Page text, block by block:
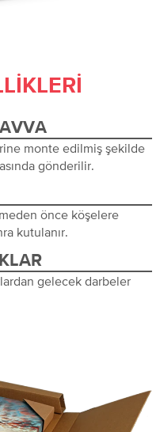
monte edilmiş şekilde
gönderilir.
önce köşelere
kutulanır.
gelecek darbeler